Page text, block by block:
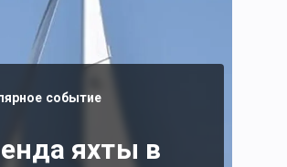
событие
яхты в